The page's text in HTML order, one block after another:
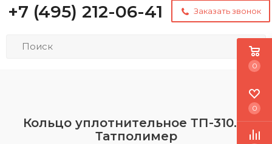
+7 (495) 212-06-41 Заказать звонок
Кольцо уплотнительное ТП-310.1Е
Татполимер
0
0